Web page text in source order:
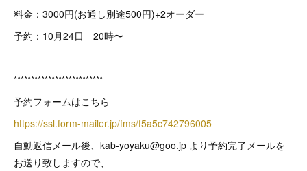
料金：3000円(お通し別途500円)+2オーダー
予約：10月24日 20時〜
**************************
予約フォームはこちら
https://ssl.form-mailer.jp/fms/f5a5c742796005
自動返信メール後、kab-yoyaku@goo.jp より予約完了メールを
お送り致しますので、